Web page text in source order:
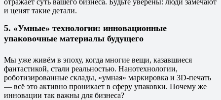
и ценят такие детали.
5. «Умные» технологии: инновационные
упаковочные материалы будущего
Мы уже живём в эпоху, когда многие вещи, казавшиеся
фантастикой, стали реальностью. Нанотехнологии,
роботизированные склады, «умная» маркировка и 3D-печать
— всё это активно проникает в сферу упаковки. Почему же
инновации так важны для бизнеса?